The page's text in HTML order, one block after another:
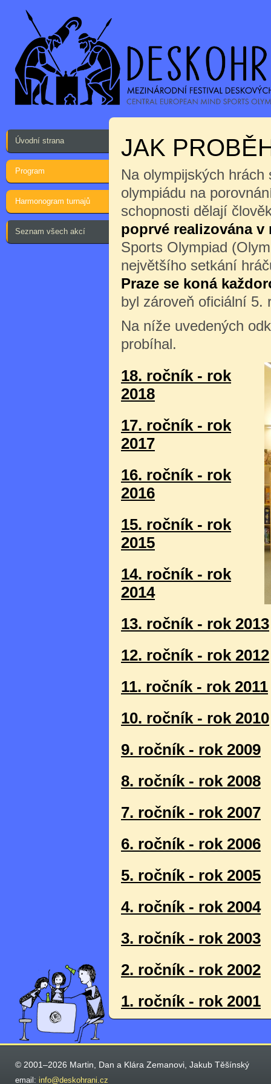
Úvodní strana
Program
Harmonogram turnajů
Seznam všech akcí
JAK
Na olympijských
olympiádu na
schopnosti dělají
poprvé realizována v
Sports Olympiad
největšího setkání
Praze se koná
byl zároveň oficiální 5.
Na níže uvedených
probíhal.
18. ročník - rok
2018
17. ročník - rok
2017
16. ročník - rok
2016
15. ročník - rok
2015
14. ročník - rok
2014
13. ročník - rok 2013
12. ročník - rok 2012
11. ročník - rok 2011
10. ročník - rok 2010
9. ročník - rok 2009
8. ročník - rok 2008
7. ročník - rok 2007
6. ročník - rok 2006
5. ročník - rok 2005
4. ročník - rok 2004
3. ročník - rok 2003
2. ročník - rok 2002
1. ročník - rok 2001
© 2001–2026 Martin, Dan a Klára Zemanovi, Jakub Těšínský
email: info@deskohrani.cz